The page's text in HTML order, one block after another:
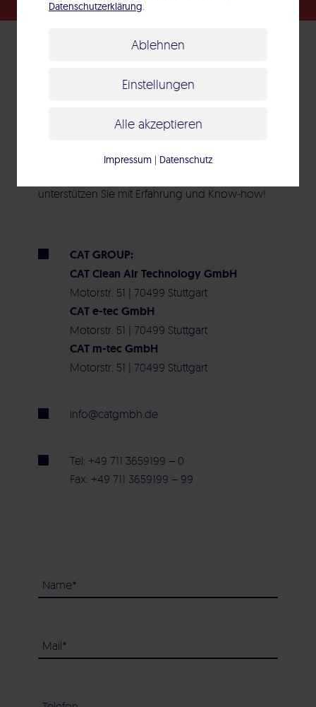
Sie haben Fragen oder planen ein Projekt?
unterstützen Sie mit Erfahrung und Know-how!
CAT GROUP:
CAT Clean Air Technology GmbH
Motorstr. 51 | 70499 Stuttgart
CAT e-tec GmbH
Motorstr. 51 | 70499 Stuttgart
CAT m-tec GmbH
Motorstr. 51 | 70499 Stuttgart
info@catgmbh.de
Tel: +49 711 3659199 – 0
Fax: +49 711 3659199 – 99
Datenschutzerklärung
Ablehnen
Einstellungen
Alle akzeptieren
Impressum | Datenschutz